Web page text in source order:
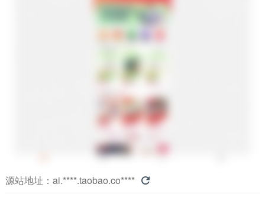
源站地址： ai.****.taobao.co**** 